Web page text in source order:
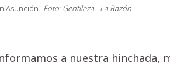
Asunción. Foto: Gentileza - La Razón
a nuestra hinchada,